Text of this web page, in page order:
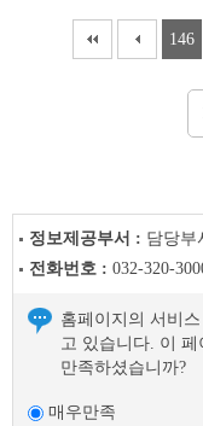
146
정보제공부서 : 담당부
전화번호 : 032-320-
홈페이지의 서비
고 있습니다. 이
만족하셨습니까?
매우만족